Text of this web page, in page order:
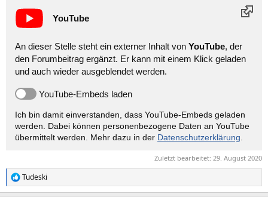
YouTube
An dieser Stelle steht ein externer Inhalt von YouTube, der
den Forumbeitrag ergänzt. Er kann mit einem Klick geladen
und auch wieder ausgeblendet werden.
YouTube-Embeds laden
Ich bin damit einverstanden, dass YouTube-Embeds geladen
werden. Dabei können personen­bezogene Daten an YouTube
übermittelt werden. Mehr dazu in der Datenschutzerklärung.
Zuletzt bearbeitet: 29. August 2020
R
e
Tudeski